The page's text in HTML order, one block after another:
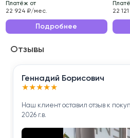
Эксплуатационные
автомобиля делают его
путешествий.
Приобретая Nissan X-Trail
надёжного помощника для
Платёж от
22 924 ₽/мес.
Подробнее
22
Отзывы
Геннадий Борисович
★★★★★
Наш клиент оставил отзыв к
2026 г.в.